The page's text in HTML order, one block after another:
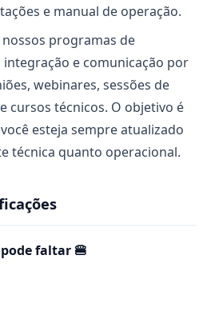
e manual de operação.
programas de
e comunicação por
webinares, sessões de
cursos técnicos. O objetivo é
esteja sempre atualizado
técnica quanto operacional.
faltar 🍔